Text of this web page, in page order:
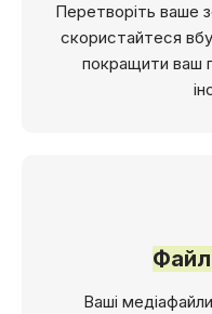
Перетворіть ваше
скористайтеся
покращити ваш
Ваші